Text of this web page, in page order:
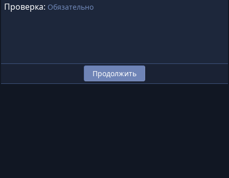
Проверка Обязательно
Продолжить